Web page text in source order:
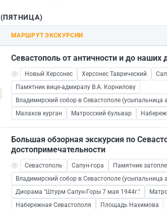
(ПЯТНИЦА)
МАРШРУТ ЭКСКУРСИИ
Севастополь от античности и до наших
Новый Херсонес Херсонес Таврический
Памятник вице-адмиралу В.А. Корнилову
Владимирский собор в Севастополе (усыпальница
Малахов курган
Матросский бульвар
Большая обзорная экскурсия по
достопримечательности
Севастополь Сапун-гора
Памятник
Владимирский собор в Севастополе (усыпальница
Диорама "Штурм Сапун-Горы 7 мая 1944г."
Набережная Севастополя
Площадь Нахимова